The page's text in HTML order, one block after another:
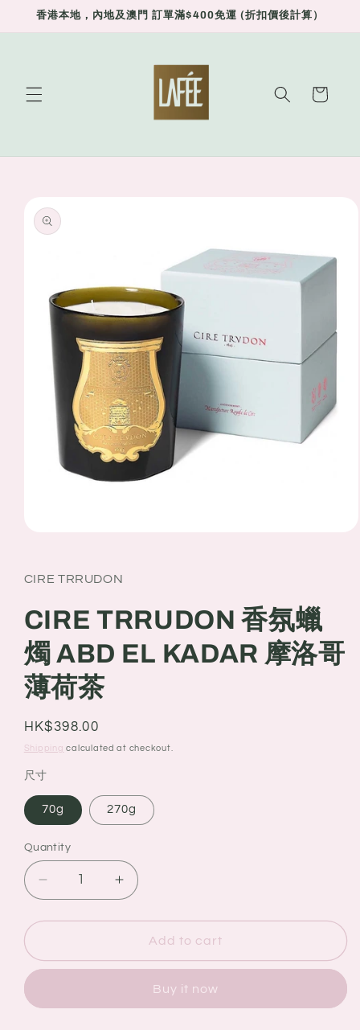
Skip to
香港本地，內地及澳門 訂單滿$400免運 (折扣價後計算）
Cart
product
information
in
modal
CIRE TRRUDON
CIRE TRRUDON 香氛蠟
燭 ABD EL KADAR 摩洛哥
薄荷茶
Regular
price
HK$398.00
Shipping calculated at checkout.
尺寸
70g 270g
Quantity
Quantity
Decrease
quantity
for
TRRUDON
Increase
quantity
for
CIRE
TRRUDON
Add to cart
Buy it now